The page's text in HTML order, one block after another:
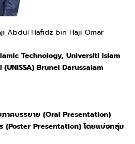
Abdul Hafidz bin Haji Omar
Technology, Universiti Islam
Brunei Darussalam
ภาคบรรยาย (Oral Presentation)
(Poster Presentation)โดยแบ่งกลุ่ม